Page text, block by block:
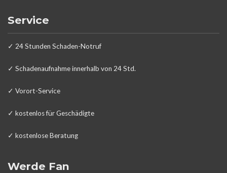
Service
✓ 24 Stunden Schaden-Notruf
✓ Schadenaufnahme innerhalb von 24 Std.
✓ Vorort-Service
✓ kostenlos für Geschädigte
✓ kostenlose Beratung
Werde Fan